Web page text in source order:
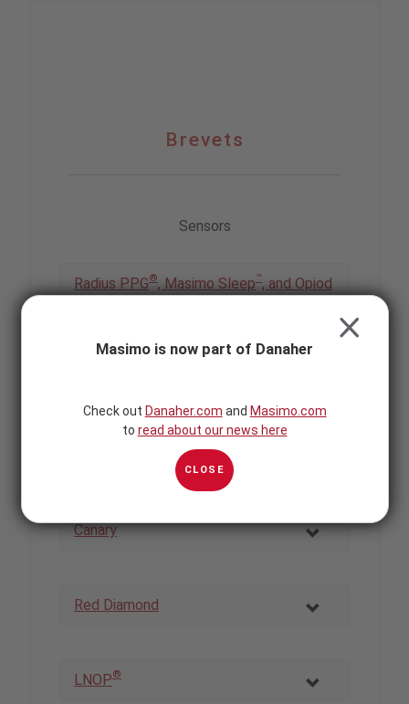
Brevets
Sensors
Radius PPG®, Masimo Sleep™, and Opiod
Canary
Red Diamond
LNOP®
Masimo is now part of Danaher
CLOSE
Check out Danaher.com and Masimo.com
to read about our news here
CLOSE